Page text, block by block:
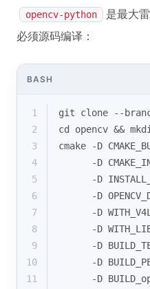
opencv-python 是最大
必须源码编译：
BASH
1 git clone --
2
cd opencv &&
3
cmake -D
4
-D
5
-D
6
-D
7
-D
8
-D
9
-D
10
-D
11
-D